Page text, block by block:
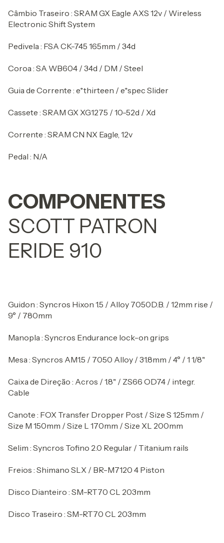
Câmbio Traseiro : SRAM GX Eagle AXS 12v / Wireless
Electronic Shift System
Pedivela : FSA CK-745 165mm / 34d
Coroa : SA WB604 / 34d / DM / Steel
Guia de Corrente : e*thirteen / e*spec Slider
Cassete : SRAM GX XG1275 / 10-52d / Xd
Corrente : SRAM CN NX Eagle, 12v
Pedal : N/A
COMPONENTES
SCOTT PATRON
ERIDE 910
Guidon : Syncros Hixon 1.5 / Alloy 7050D.B. / 12mm rise /
9° / 780mm
Manopla : Syncros Endurance lock-on grips
Mesa : Syncros AM1.5 / 7050 Alloy / 31.8mm / 4° / 1 1/8"
Caixa de Direção : Acros / 1.8" / ZS66 OD74 / integr.
Cable
Canote : FOX Transfer Dropper Post / Size S 125mm /
Size M 150mm / Size L 170mm / Size XL 200mm
Selim : Syncros Tofino 2.0 Regular / Titanium rails
Freios : Shimano SLX / BR-M7120 4 Piston
Disco Dianteiro : SM-RT70 CL 203mm
Disco Traseiro : SM-RT70 CL 203mm